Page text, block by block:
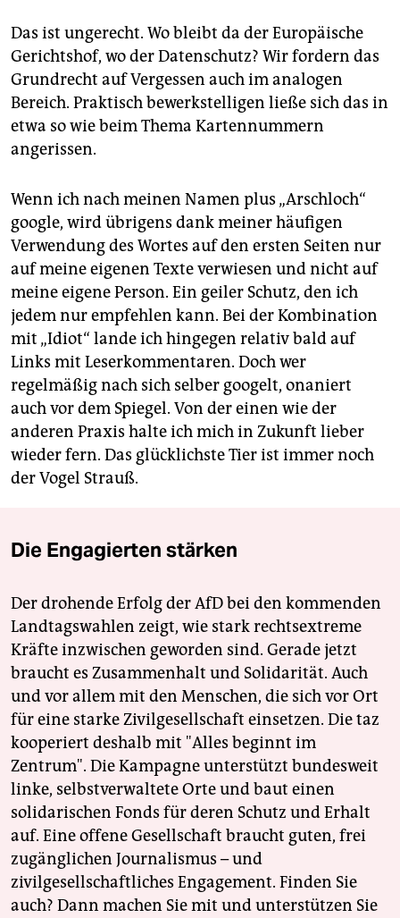
Das ist ungerecht. Wo bleibt da der Europäische
Gerichtshof, wo der Datenschutz? Wir fordern das
Grundrecht auf Vergessen auch im analogen
Bereich. Praktisch bewerkstelligen ließe sich das in
etwa so wie beim Thema Kartennummern
angerissen.
Wenn ich nach meinen Namen plus „Arschloch“
google, wird übrigens dank meiner häufigen
Verwendung des Wortes auf den ersten Seiten nur
auf meine eigenen Texte verwiesen und nicht auf
meine eigene Person. Ein geiler Schutz, den ich
jedem nur empfehlen kann. Bei der Kombination
mit „Idiot“ lande ich hingegen relativ bald auf
Links mit Leserkommentaren. Doch wer
regelmäßig nach sich selber googelt, onaniert
auch vor dem Spiegel. Von der einen wie der
anderen Praxis halte ich mich in Zukunft lieber
wieder fern. Das glücklichste Tier ist immer noch
der Vogel Strauß.
Die Engagierten stärken
Der drohende Erfolg der AfD bei den kommenden
Landtagswahlen zeigt, wie stark rechtsextreme
Kräfte inzwischen geworden sind. Gerade jetzt
braucht es Zusammenhalt und Solidarität. Auch
und vor allem mit den Menschen, die sich vor Ort
für eine starke Zivilgesellschaft einsetzen. Die taz
kooperiert deshalb mit "Alles beginnt im
Zentrum". Die Kampagne unterstützt bundesweit
linke, selbstverwaltete Orte und baut einen
solidarischen Fonds für deren Schutz und Erhalt
auf. Eine offene Gesellschaft braucht guten, frei
zugänglichen Journalismus – und
zivilgesellschaftliches Engagement. Finden Sie
auch? Dann machen Sie mit und unterstützen Sie